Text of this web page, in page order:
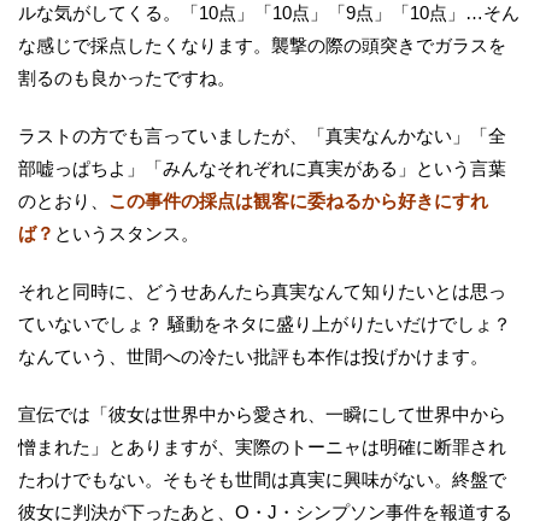
ルな気がしてくる。「10点」「10点」「9点」「10点」…そん
な感じで採点したくなります。襲撃の際の頭突きでガラスを
割るのも良かったですね。
ラストの方でも言っていましたが、「真実なんかない」「全
部嘘っぱちよ」「みんなそれぞれに真実がある」という言葉
のとおり、 この事件の採点は観客に委ねるから好きにすれ
ば？ というスタンス。
それと同時に、どうせあんたら真実なんて知りたいとは思っ
ていないでしょ？ 騒動をネタに盛り上がりたいだけでしょ？
なんていう、世間への冷たい批評も本作は投げかけます。
宣伝では「彼女は世界中から愛され、一瞬にして世界中から
憎まれた」とありますが、実際のトーニャは明確に断罪され
たわけでもない。そもそも世間は真実に興味がない。終盤で
彼女に判決が下ったあと、O・J・シンプソン事件を報道する